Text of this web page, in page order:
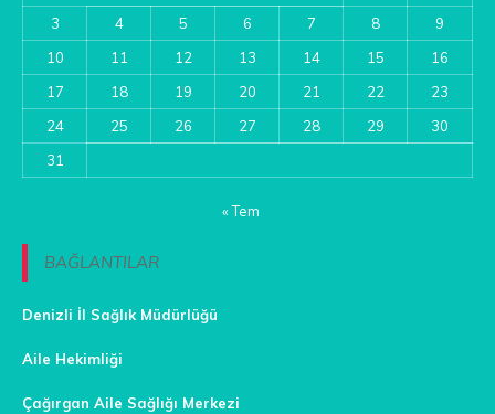
3
4 5 6 7 8
9
10
11 12 13 14 15
16
17
18 19 20 21 22
23
24
25 26 27 28 29
30
31
« Tem
BAĞLANTILAR
Denizli İl Sağlık Müdürlüğü
Aile Hekimliği
Çağırgan Aile Sağlığı Merkezi